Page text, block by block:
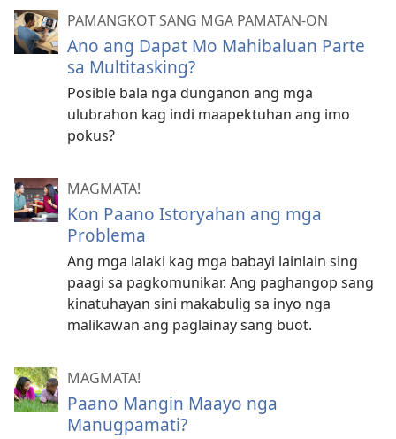
PAMANGKOT SANG MGA PAMATAN-ON
Ano ang Dapat Mo Mahibaluan Parte
sa Multitasking?
Posible bala nga dunganon ang mga
ulubrahon kag indi maapektuhan ang imo
pokus?
MAGMATA!
Kon Paano Istoryahan ang mga
Problema
Ang mga lalaki kag mga babayi lainlain sing
paagi sa pagkomunikar. Ang paghangop sang
kinatuhayan sini makabulig sa inyo nga
malikawan ang paglainay sang buot.
MAGMATA!
Paano Mangin Maayo nga
Manugpamati?